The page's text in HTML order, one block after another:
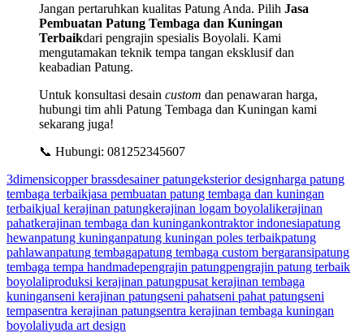
Jangan pertaruhkan kualitas Patung Anda. Pilih Jasa
Pembuatan Patung Tembaga dan Kuningan
Terbaikdari pengrajin spesialis Boyolali. Kami
mengutamakan teknik tempa tangan eksklusif dan
keabadian Patung.
Untuk konsultasi desain custom dan penawaran harga,
hubungi tim ahli Patung Tembaga dan Kuningan kami
sekarang juga!
📞 Hubungi: 081252345607
3dimensicopper brassdesainer patungeksterior designharga patung
tembaga terbaikjasa pembuatan patung tembaga dan kuningan
terbaikjual kerajinan patungkerajinan logam boyolalikerajinan
pahatkerajinan tembaga dan kuningankontraktor indonesiapatung
hewanpatung kuninganpatung kuningan poles terbaikpatung
pahlawanpatung tembagapatung tembaga custom bergaransipatung
tembaga tempa handmadepengrajin patungpengrajin patung terbaik
boyolaliproduksi kerajinan patungpusat kerajinan tembaga
kuninganseni kerajinan patungseni pahatseni pahat patungseni
tempasentra kerajinan patungsentra kerajinan tembaga kuningan
boyolaliyuda art design